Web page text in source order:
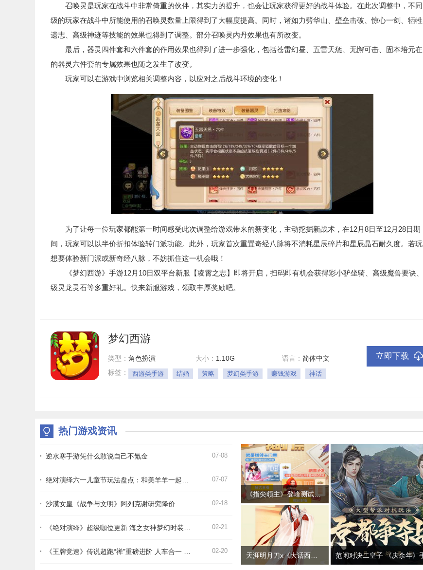
召唤灵是玩家在战斗中非常倚重的伙伴，其实力的提升，也会让玩家获得更好的战斗体验。在此次调整中，不
级的玩家在战斗中所能使用的召唤灵数量上限得到了大幅度提高。同时，诸如力劈华山、壁垒击破、惊心一剑、牺牲
遗志、高级神迹等技能的效果也得到了调整。部分召唤灵内丹效果也有所改变。
最后，器灵四件套和六件套的作用效果也得到了进一步强化，包括苍雷幻昼、五雷天惩、无懈可击、固本培元
的器灵六件套的专属效果也随之发生了改变。
玩家可以在游戏中浏览相关调整内容，以应对之后战斗环境的变化！
为了让每一位玩家都能第一时间感受此次调整给游戏带来的新变化，主动挖掘新战术，在12月8日至12月28日期
间，玩家可以以半价折扣体验转门派功能。此外，玩家首次重置奇经八脉将不消耗星辰碎片和星辰晶石耐久度。若
想要体验新门派或新奇经八脉，不妨抓住这一机会哦！
《梦幻西游》手游12月10日双平台新服【凌霄之志】即将开启，扫码即有机会获得彩小驴坐骑、高级魔兽要诀
级灵龙灵石等多重好礼。快来新服游戏，领取丰厚奖励吧。
梦幻西游
类型： 角色扮演 大小： 1.10G 语言： 简体中文
标签：
西游类手游 结婚 策略 梦幻类手游 赚钱游戏 神话
立即下载
热门游戏资讯
逆水寒手游凭什么敢说自己不氪金 07-08
绝对演绎六一儿童节玩法盘点：和美羊羊一起回忆童年 07-07
沙漠女皇《战争与文明》阿列克谢研究降价 02-18
《绝对演绎》超级咖位更新 海之女神梦幻时装免费拿！ 02-21
《王牌竞速》传说超跑“禅”重磅进阶 人车合一 竞速飞升！ 02-20
《指尖领主》登峰测试定档530！限量资格今日开抢